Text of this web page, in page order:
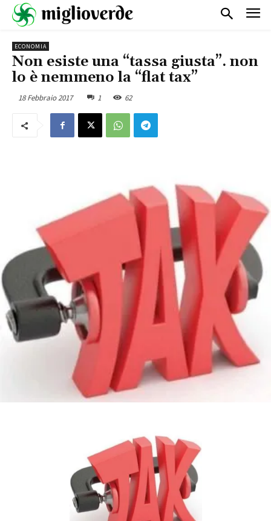
ECONOMIA
Non esiste una “tassa giusta”. non
lo è nemmeno la “flat tax”
18 Febbraio 2017 1 62